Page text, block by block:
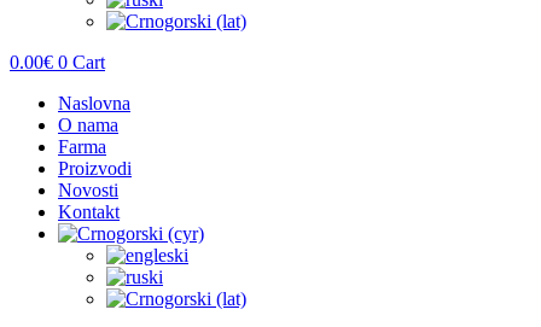
0.00€ 0 Cart
Naslovna
O nama
Farma
Proizvodi
Novosti
Kontakt